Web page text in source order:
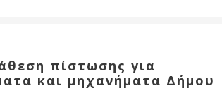
πίστωσης για
και μηχανήματα Δήμου